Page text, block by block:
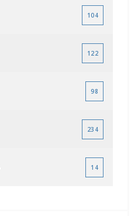
104
122
98
234
14